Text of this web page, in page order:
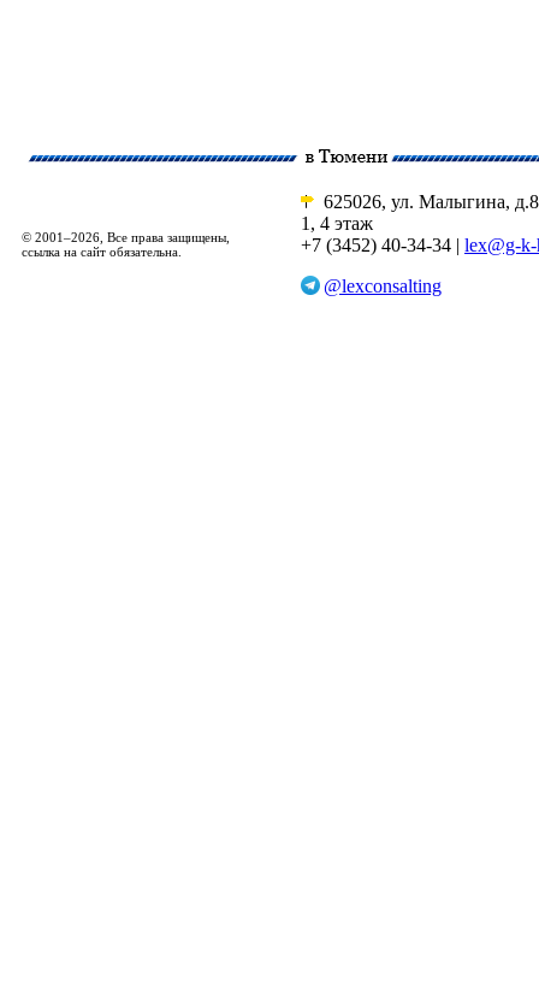
© 2001–2026, Все права защищены,
ссылка на сайт обязательна.
625026, ул. Малыгина,
1, 4 этаж
+7 (3452) 40-34-34 | lex@g-
@lexconsalting